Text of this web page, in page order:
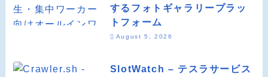
するフォトギャラリープラッ
トフォーム
August 5, 2026
SlotWatch – テスラサービス